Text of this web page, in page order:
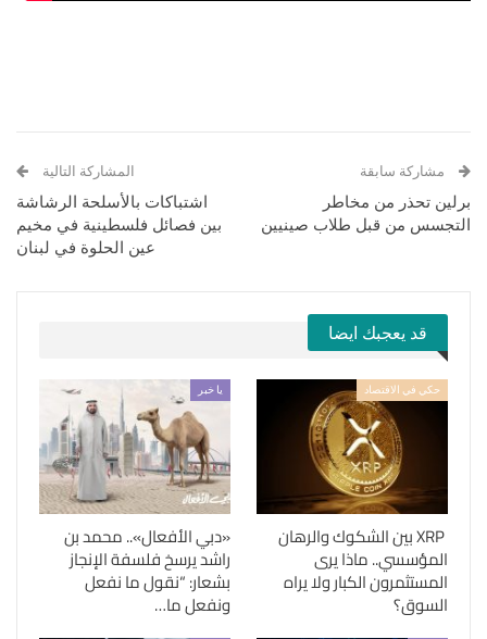
مشاركة سابقة
برلين تحذر من مخاطر
التجسس من قبل طلاب صينيين
المشاركة التالية
اشتباكات بالأسلحة الرشاشة
بين فصائل فلسطينية في مخيم
عين الحلوة في لبنان
قد يعجبك ايضا
حكي في الاقتصاد
XRP بين الشكوك والرهان
المؤسسي.. ماذا يرى
المستثمرون الكبار ولا يراه
السوق؟
يا خبر
«دبي الأفعال».. محمد بن
راشد يرسخ فلسفة الإنجاز
بشعار: “نقول ما نفعل
ونفعل ما…